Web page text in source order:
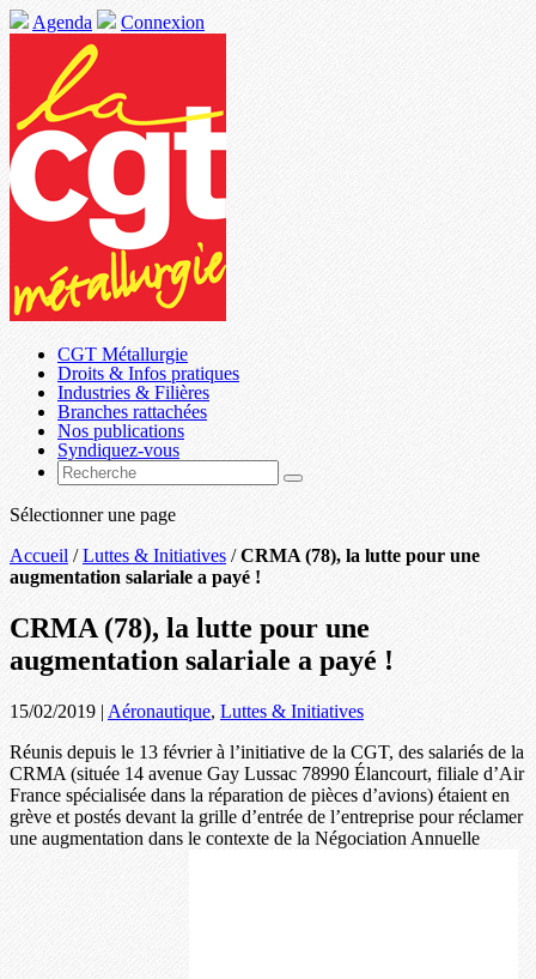
Agenda Connexion
CGT Métallurgie
Droits & Infos pratiques
Industries & Filières
Branches rattachées
Nos publications
Syndiquez-vous
Sélectionner une page
Accueil /Luttes & Initiatives /CRMA (78), la lutte pour une
augmentation salariale a payé !
CRMA (78), la lutte pour une
augmentation salariale a payé !
15/02/2019 | Aéronautique, Luttes & Initiatives
Réunis depuis le 13 février à l’initiative de la CGT, des salariés de la
CRMA (située 14 avenue Gay Lussac 78990 Élancourt, filiale d’Air
France spécialisée dans la réparation de pièces d’avions) étaient en
grève et postés devant la grille d’entrée de l’entreprise pour réclamer
une augmentation dans le contexte de la Négociation Annuelle